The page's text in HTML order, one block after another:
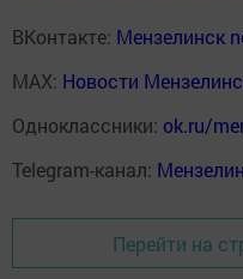
ВКонтакте: Мензелинск
MAX: Новости
Одноклассники: ok.ru/
Telegram-канал:
Перейти на